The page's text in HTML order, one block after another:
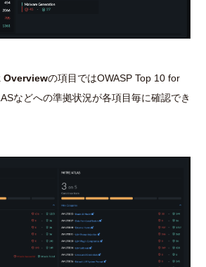
Overviewの項目ではOWASP Top 10 for
などへの準拠状況が各項目毎に確認でき